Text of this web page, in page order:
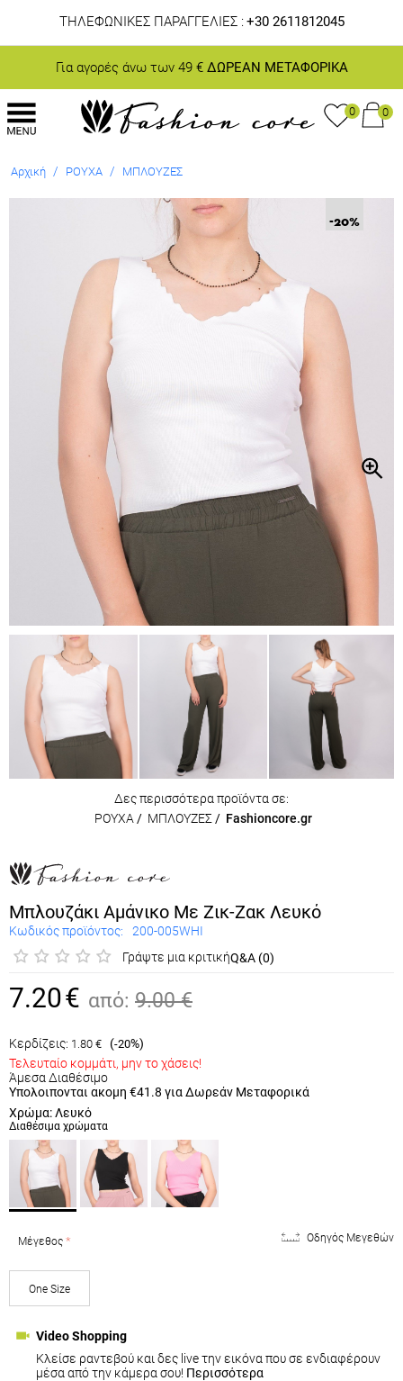
ΤΗΛΕΦΩΝΙΚΕΣ ΠΑΡΑΓΓΕΛΙΕΣ : +30 2611812045
Για αγορές άνω των 49 € ΔΩΡΕΑΝ ΜΕΤΑΦΟΡΙΚΑ
0 0
Αρχική / ΡΟΥΧΑ / ΜΠΛΟΥΖΕΣ
-20%
Δες περισσότερα προϊόντα σε:
ΡΟΥΧΑ / ΜΠΛΟΥΖΕΣ / Fashioncore.gr
Μπλουζάκι Αμάνικο Με Ζικ-Ζακ Λευκό
Κωδικός προϊόντος:
200-005WHI
Γράψτε μια κριτικήQ&A (0)
7.20€ από: 9.00 €
Κερδίζεις: 1.80 € (-20%)
Τελευταίο κομμάτι, μην το χάσεις!
Άμεσα Διαθέσιμο
Υπολοιπονται ακομη €41.8 για Δωρεάν Μεταφορικά
Χρώμα: Λευκό
Διαθέσιμα χρώματα
Οδηγός Μεγεθών
Μέγεθος
One Size
Video Shopping
Κλείσε ραντεβού και δες live την εικόνα που σε ενδιαφέρουν
μέσα από την κάμερα σου! Περισσότερα